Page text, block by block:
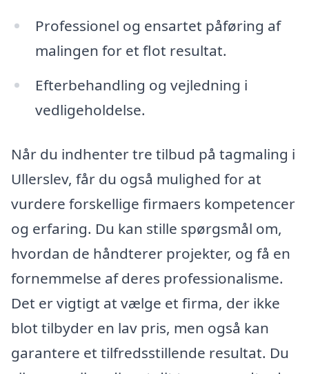
Professionel og ensartet påføring af
malingen for et flot resultat.
Efterbehandling og vejledning i
vedligeholdelse.
Når du indhenter tre tilbud på tagmaling i
Ullerslev, får du også mulighed for at
vurdere forskellige firmaers kompetencer
og erfaring. Du kan stille spørgsmål om,
hvordan de håndterer projekter, og få en
fornemmelse af deres professionalisme.
Det er vigtigt at vælge et firma, der ikke
blot tilbyder en lav pris, men også kan
garantere et tilfredsstillende resultat. Du